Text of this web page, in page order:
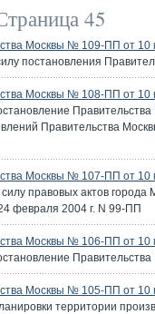
45
Москвы № 109-ПП от 10
постановления
Москвы № 108-ПП от 10
Правительства
Москвы № 107-ПП от 10
правовых актов
февраля 2004 г. N 99-ПП
Москвы № 106-ПП от 10
Москвы № 105-ПП от 10
территории